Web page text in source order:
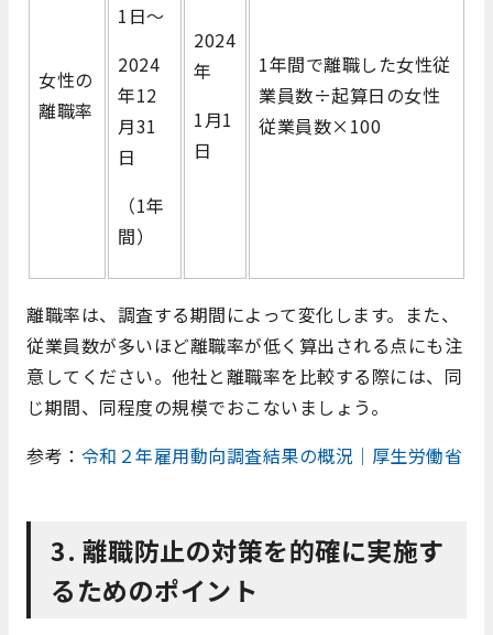
女性の
離職率
1日～
2024
年12
月31
日
（1年
間）
2024
年
1月1
日
1年間で離職した女性従
業員数÷起算日の女性
従業員数×100
離職率は、調査する期間によって変化します。また、
従業員数が多いほど離職率が低く算出される点にも注
意してください。他社と離職率を比較する際には、同
じ期間、同程度の規模でおこないましょう。
参考： 令和２年雇用動向調査結果の概況｜厚生労働省
3. 離職防止の対策を的確に実施す
るためのポイント